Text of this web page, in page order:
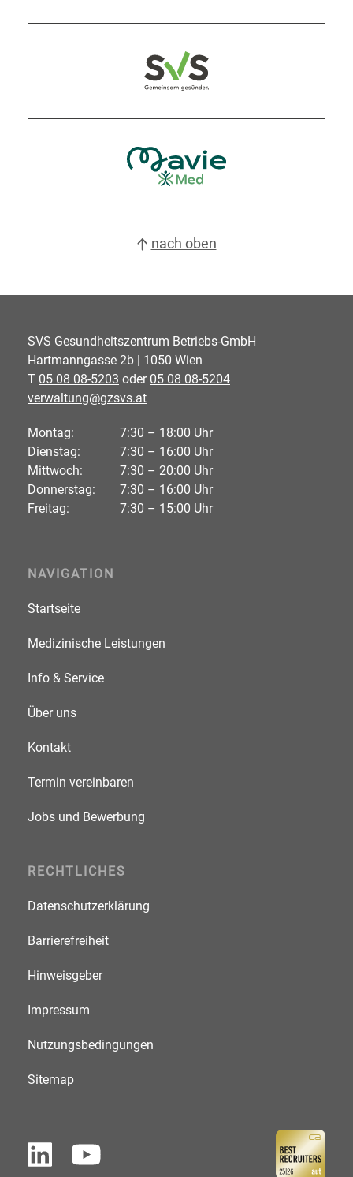
nach oben
SVS Gesundheitszentrum Betriebs-GmbH
Hartmanngasse 2b | 1050 Wien
T 05 08 08-5203 oder 05 08 08-5204
verwaltung@gzsvs.at
Montag:
7:30 – 18:00 Uhr
Dienstag:
7:30 – 16:00 Uhr
Mittwoch:
7:30 – 20:00 Uhr
Donnerstag:
7:30 – 16:00 Uhr
Freitag:
7:30 – 15:00 Uhr
NAVIGATION
Startseite
Medizinische Leistungen
Info & Service
Über uns
Kontakt
Termin vereinbaren
Jobs und Bewerbung
RECHTLICHES
Datenschutzerklärung
Barrierefreiheit
Hinweisgeber
Impressum
Nutzungsbedingungen
Sitemap